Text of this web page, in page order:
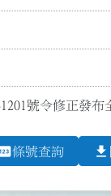
號令修正發
條號查詢 file_download